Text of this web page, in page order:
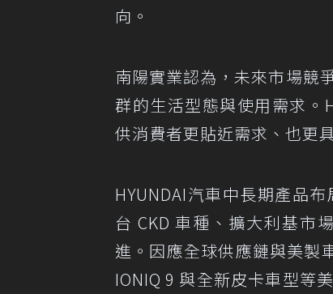
向。
南陽實業認為，未來市場競
群的生活型態與使用需求。
供消費者更貼近需求、也更
HYUNDAI汽車中長期產品
台 CKD 車種、擴大利基市
進。因應全球供應鏈與美製
IONIQ 9 與全新皮卡車型等